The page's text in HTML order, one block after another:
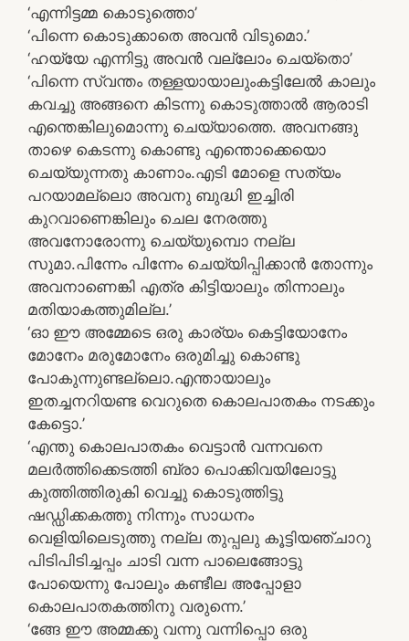
‘എന്നിട്ടമ്മ കൊടുത്തൊ’
‘പിന്നെ കൊടുക്കാതെ അവന്‍ വിടുമൊ.’
‘ഹയ്യേ എന്നിട്ടു അവന്‍ വല്ലോം ചെയ്‌തൊ’
‘പിന്നെ സ്വന്തം തള്ളയായാലുംകട്ടിലേല്‍ കാലും
കവച്ചു അങ്ങനെ കിടന്നു കൊടുത്താല്‍ ആരാടി
എന്തെങ്കിലുമൊന്നു ചെയ്യാത്തെ. അവനങ്ങു
താഴെ കെടന്നു കൊണ്ടു എന്തൊക്കെയൊ
ചെയ്യുന്നതു കാണാം.എടി മോളെ സത്യം
പറയാമല്ലൊ അവനു ബുദ്ധി ഇച്ചിരി
കുറവാണെങ്കിലും ചെല നേരത്തു
അവനോരോന്നു ചെയ്യുമ്പൊ നല്ല
സുമാ.പിന്നേം പിന്നേം ചെയ്യിപ്പിക്കാന്‍ തോന്നും
അവനാണെങ്കി എത്ര കിട്ടിയാലും തിന്നാലും
മതിയാകത്തുമില്ല.’
‘ഓ ഈ അമ്മേടെ ഒരു കാര്യം കെട്ടിയോനേം
മോനേം മരുമോനേം ഒരുമിച്ചു കൊണ്ടു
പോകുന്നുണ്ടല്ലൊ.എന്തായാലും
ഇതച്ചനറിയണ്ട വെറുതെ കൊലപാതകം നടക്കും
കേട്ടൊ.’
‘എന്തു കൊലപാതകം വെട്ടാന്‍ വന്നവനെ
മലര്‍ത്തിക്കെടത്തി ബ്രാ പൊക്കിവയിലോട്ടു
കുത്തിത്തിരുകി വെച്ചു കൊടുത്തിട്ടു
ഷഡ്ഡിക്കകത്തു നിന്നും സാധനം
വെളിയിലെടുത്തു നല്ല തുപ്പലു കൂട്ടിയഞ്ചാറു
പിടിപിടിച്ചപ്പം ചാടി വന്ന പാലെങ്ങോട്ടു
പോയെന്നു പോലും കണ്ടീല അപ്പോളാ
കൊലപാതകത്തിനു വരുന്നെ.’
‘ങ്ങേ ഈ അമ്മക്കു വന്നു വന്നിപ്പൊ ഒരു